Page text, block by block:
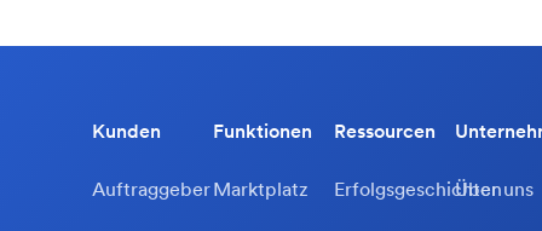
Kunden
Auftraggeber
Funktionen
Marktplatz
Ressourcen
Erfolgsgeschichten
Über uns